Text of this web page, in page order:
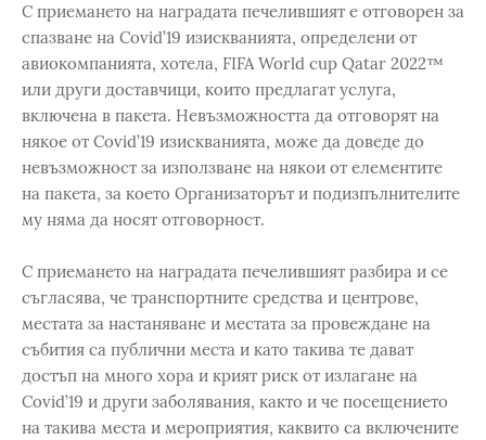
С приемането на наградата печелившият e отговорен за
спазване на Covid’19 изискванията, определени от
авиокомпанията, хотела, FIFA World cup Qatar 2022™
или други доставчици, които предлагат услуга,
включена в пакета. Невъзможността да отговорят на
някое от Covid’19 изискванията, може да доведе до
невъзможност за използване на някои от елементите
на пакета, за което Организаторът и подизпълнителите
му няма да носят отговорност.
С приемането на наградата печелившият разбира и се
съгласява, че транспортните средства и центрове,
местата за настаняване и местата за провеждане на
събития са публични места и като такива те дават
достъп на много хора и крият риск от излагане на
Covid’19 и други заболявания, както и че посещението
на такива места и мероприятия, каквито са включените